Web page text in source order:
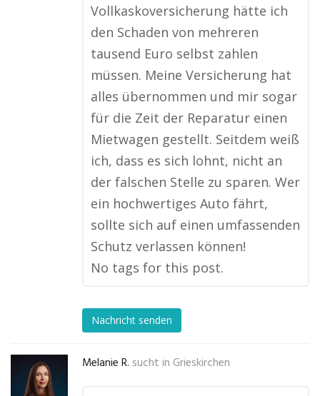
Vollkaskoversicherung hätte ich
den Schaden von mehreren
tausend Euro selbst zahlen
müssen. Meine Versicherung hat
alles übernommen und mir sogar
für die Zeit der Reparatur einen
Mietwagen gestellt. Seitdem weiß
ich, dass es sich lohnt, nicht an
der falschen Stelle zu sparen. Wer
ein hochwertiges Auto fährt,
sollte sich auf einen umfassenden
Schutz verlassen können!
No tags for this post.
Nachricht senden
Melanie R. sucht in Grieskirchen